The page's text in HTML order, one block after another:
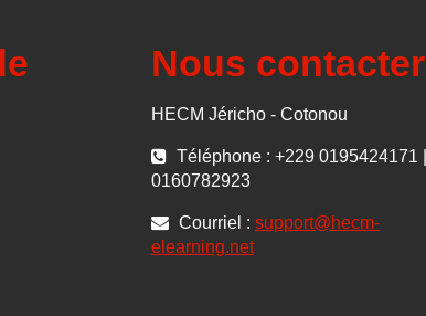
Nous contacter
HECM Jéricho - Cotonou
Téléphone : +229 0195424171 |
0160782923
Courriel : support@hecm-
elearning.net